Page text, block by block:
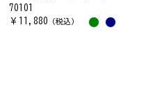
70101
￥ 11,880 （税込）